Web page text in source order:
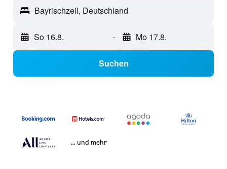
Bayrischzell, Deutschland
So 16.8. - Mo 17.8.
Suchen
… und mehr